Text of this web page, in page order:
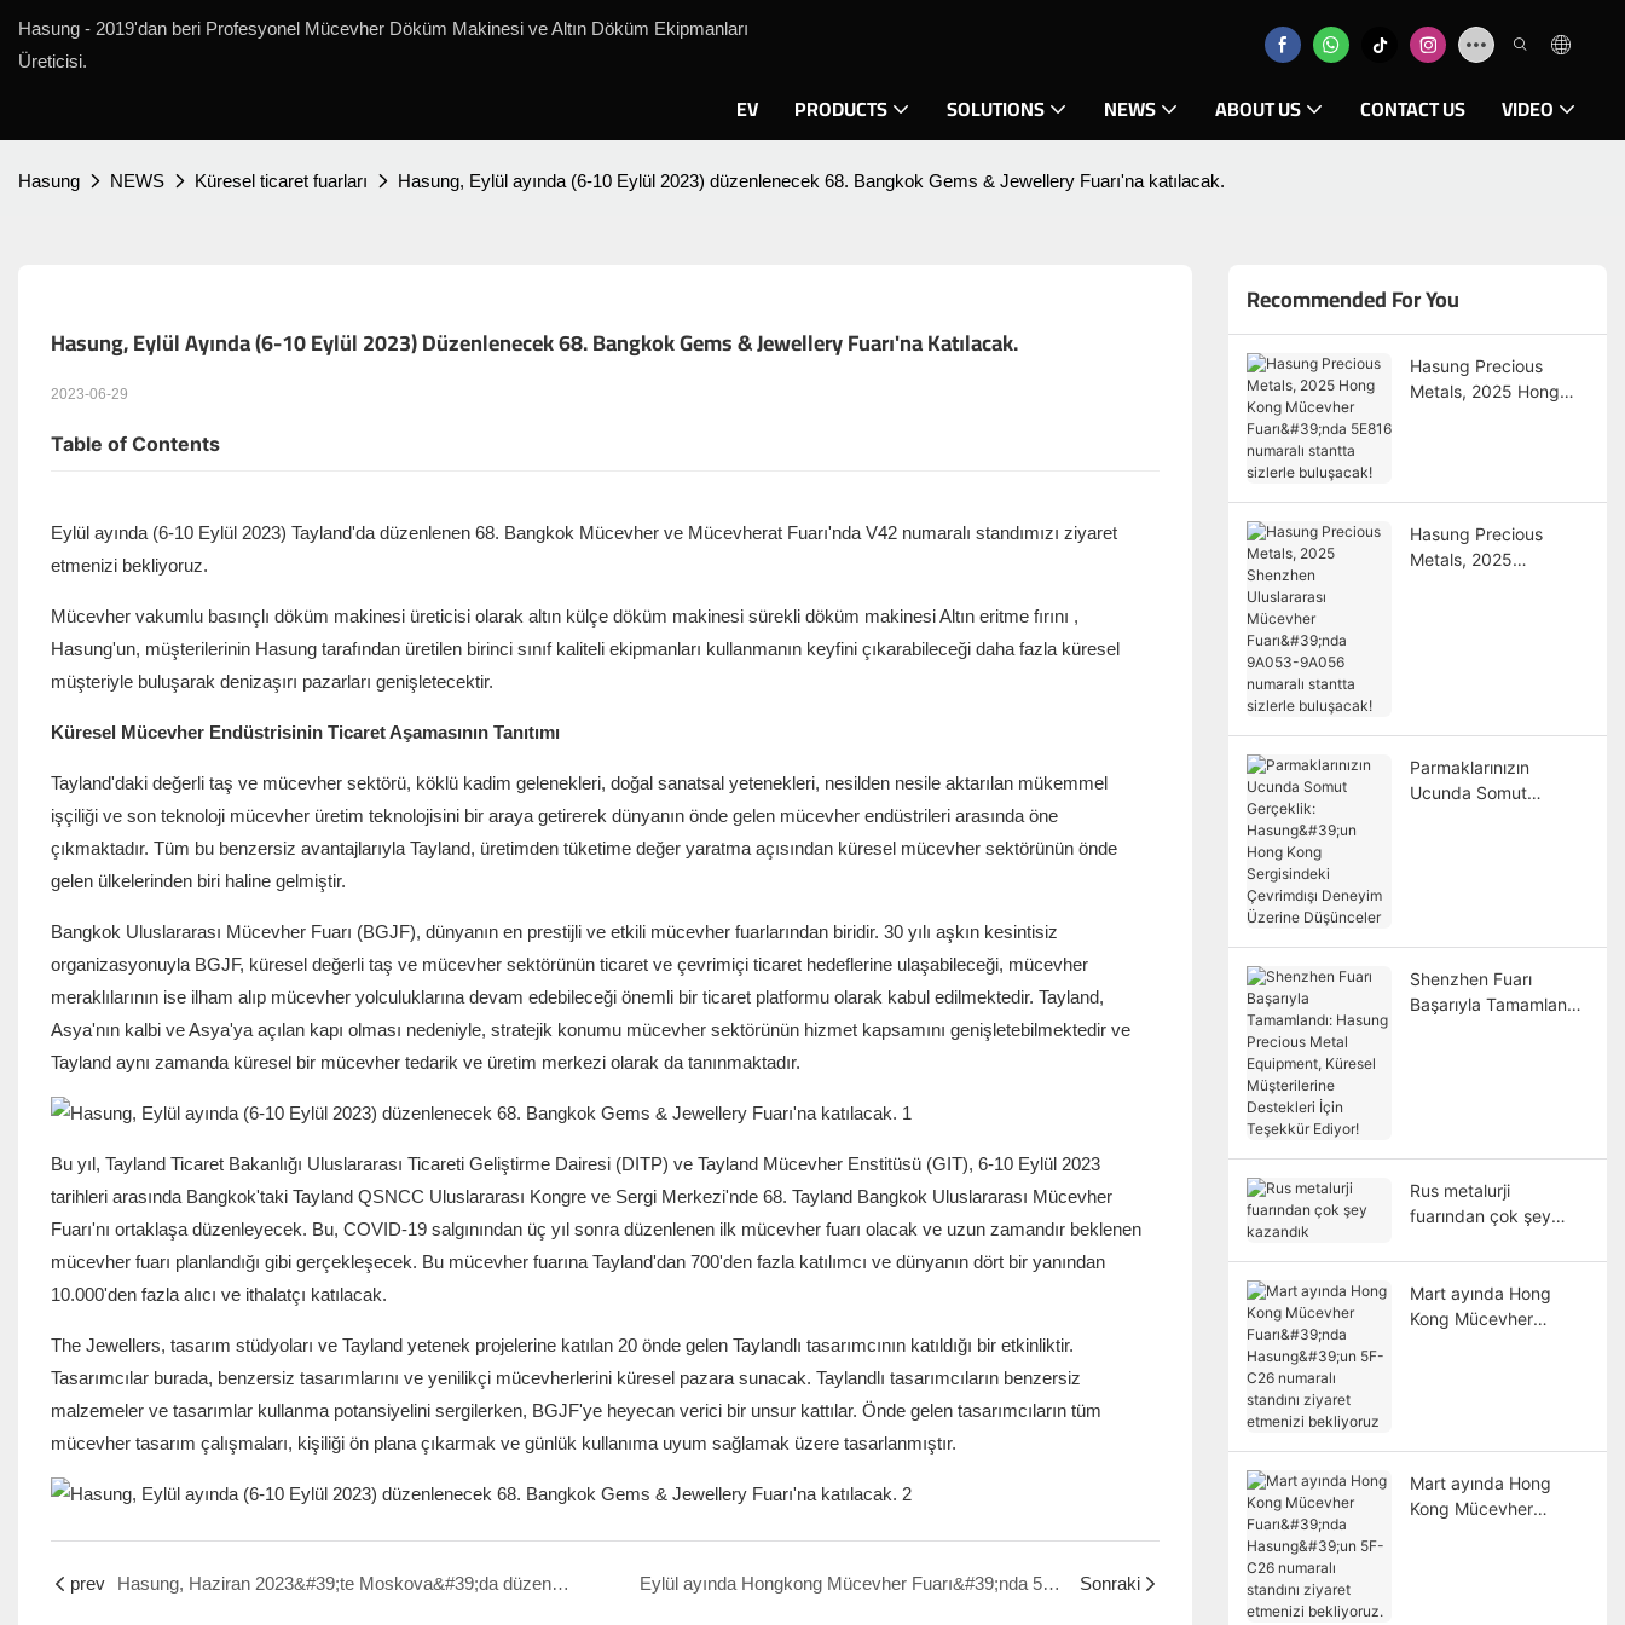
Hasung - 2019'dan beri Profesyonel Mücevher Döküm Makinesi ve Altın Döküm Ekipmanları
Üreticisi.
EV PRODUCTS SOLUTIONS NEWS ABOUT US CONTACT US VIDEO
Hasung NEWS Küresel ticaret fuarları Hasung, Eylül ayında (6-10 Eylül 2023) düzenlenecek 68. Bangkok Gems & Jewellery Fuarı'na katılacak.
Hasung, Eylül Ayında (6-10 Eylül 2023) Düzenlenecek 68. Bangkok Gems & Jewellery Fuarı'na Katılacak.
2023-06-29
Table of Contents
Eylül ayında (6-10 Eylül 2023) Tayland'da düzenlenen 68. Bangkok Mücevher ve Mücevherat Fuarı'nda V42 numaralı standımızı ziyaret
etmenizi bekliyoruz.
Mücevher vakumlu basınçlı döküm makinesiüreticisi olarak altın külçe döküm makinesi sürekli döküm makinesiAltın eritme fırını ,
Hasung'un, müşterilerinin Hasung tarafından üretilen birinci sınıf kaliteli ekipmanları kullanmanın keyfini çıkarabileceği daha fazla küresel
müşteriyle buluşarak denizaşırı pazarları genişletecektir.
Küresel Mücevher Endüstrisinin Ticaret Aşamasının Tanıtımı
Tayland'daki değerli taş ve mücevher sektörü, köklü kadim gelenekleri, doğal sanatsal yetenekleri, nesilden nesile aktarılan mükemmel
işçiliği ve son teknoloji mücevher üretim teknolojisini bir araya getirerek dünyanın önde gelen mücevher endüstrileri arasında öne
çıkmaktadır. Tüm bu benzersiz avantajlarıyla Tayland, üretimden tüketime değer yaratma açısından küresel mücevher sektörünün önde
gelen ülkelerinden biri haline gelmiştir.
Bangkok Uluslararası Mücevher Fuarı (BGJF), dünyanın en prestijli ve etkili mücevher fuarlarından biridir. 30 yılı aşkın kesintisiz
organizasyonuyla BGJF, küresel değerli taş ve mücevher sektörünün ticaret ve çevrimiçi ticaret hedeflerine ulaşabileceği, mücevher
meraklılarının ise ilham alıp mücevher yolculuklarına devam edebileceği önemli bir ticaret platformu olarak kabul edilmektedir. Tayland,
Asya'nın kalbi ve Asya'ya açılan kapı olması nedeniyle, stratejik konumu mücevher sektörünün hizmet kapsamını genişletebilmektedir ve
Tayland aynı zamanda küresel bir mücevher tedarik ve üretim merkezi olarak da tanınmaktadır.
Bu yıl, Tayland Ticaret Bakanlığı Uluslararası Ticareti Geliştirme Dairesi (DITP) ve Tayland Mücevher Enstitüsü (GIT), 6-10 Eylül 2023
tarihleri ​​arasında Bangkok'taki Tayland QSNCC Uluslararası Kongre ve Sergi Merkezi'nde 68. Tayland Bangkok Uluslararası Mücevher
Fuarı'nı ortaklaşa düzenleyecek. Bu, COVID-19 salgınından üç yıl sonra düzenlenen ilk mücevher fuarı olacak ve uzun zamandır beklenen
mücevher fuarı planlandığı gibi gerçekleşecek. Bu mücevher fuarına Tayland'dan 700'den fazla katılımcı ve dünyanın dört bir yanından
10.000'den fazla alıcı ve ithalatçı katılacak.
The Jewellers, tasarım stüdyoları ve Tayland yetenek projelerine katılan 20 önde gelen Taylandlı tasarımcının katıldığı bir etkinliktir.
Tasarımcılar burada, benzersiz tasarımlarını ve yenilikçi mücevherlerini küresel pazara sunacak. Taylandlı tasarımcıların benzersiz
malzemeler ve tasarımlar kullanma potansiyelini sergilerken, BGJF'ye heyecan verici bir unsur kattılar. Önde gelen tasarımcıların tüm
mücevher tasarım çalışmaları, kişiliği ön plana çıkarmak ve günlük kullanıma uyum sağlamak üzere tasarlanmıştır.
prev Hasung, Haziran 2023&#39;te Moskova&#39;da düzenlenecek Metallurgy Russia fuarına katılacak Eylül ayında Hongkong Mücevher Fuarı&#39;nda 5F718 numaralı stantta yer alan Hasung&#39;u ziyaret etmenizi bekliyoruz. Sonraki
Recommended For You
Hasung Precious
Metals, 2025 Hong
Hasung Precious
Metals, 2025
Parmaklarınızın
Ucunda Somut
Shenzhen Fuarı
Başarıyla Tamamlandı:
Rus metalurji
fuarından çok şey
Mart ayında Hong
Kong Mücevher
Mart ayında Hong
Kong Mücevher